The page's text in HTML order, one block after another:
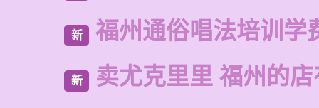
新 福州通俗唱法培训学
新 卖尤克里里 福州的